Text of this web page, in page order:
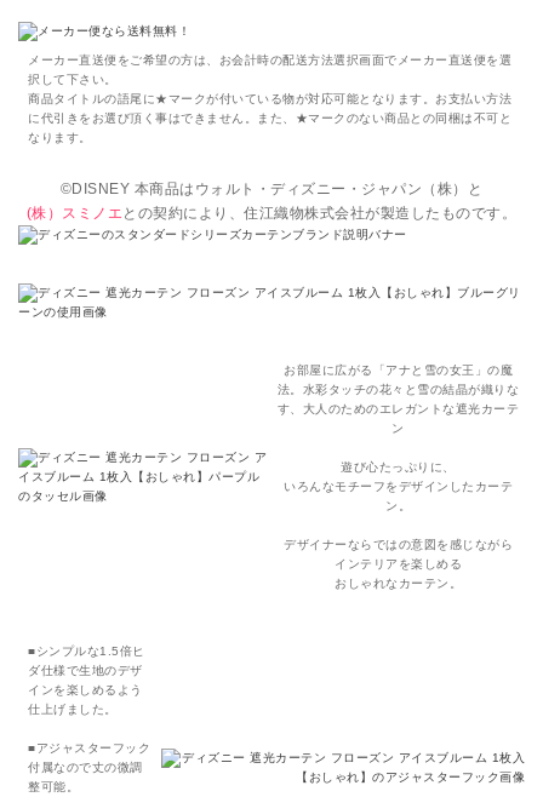
メーカー直送便をご希望の方は、お会計時の配送方法選択画面でメーカー直送便を選
択して下さい。
商品タイトルの語尾に★マークが付いている物が対応可能となります。お支払い方法
に代引きをお選び頂く事はできません。また、★マークのない商品との同梱は不可と
なります。
©DISNEY 本商品はウォルト・ディズニー・ジャパン（株）と
(株）スミノエ との契約により、住江織物株式会社が製造したものです。
お部屋に広がる「アナと雪の女王」の魔
法。水彩タッチの花々と雪の結晶が織りな
す、大人のためのエレガントな遮光カーテ
ン
遊び心たっぷりに、
いろんなモチーフをデザインしたカーテ
ン。
デザイナーならではの意図を感じながら
インテリアを楽しめる
おしゃれなカーテン。
■シンプルな1.5倍ヒ
ダ仕様で生地のデザ
インを楽しめるよう
仕上げました。
■アジャスターフック
付属なので丈の微調
整可能。